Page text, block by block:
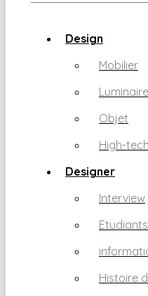
Design
Mobilier
Luminaire
Objet
High-tech
Designer
Interview
Etudiants
Histoire